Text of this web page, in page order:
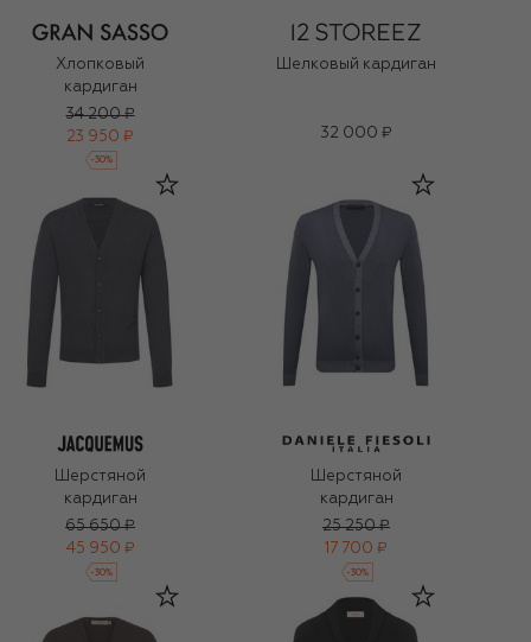
Хлопковый
кардиган
34 200 ₽
23 950 ₽
-30%
Шелковый кардиган
32 000 ₽
Шерстяной
кардиган
65 650 ₽
45 950 ₽
-30%
Шерстяной
кардиган
25 250 ₽
17 700 ₽
-30%